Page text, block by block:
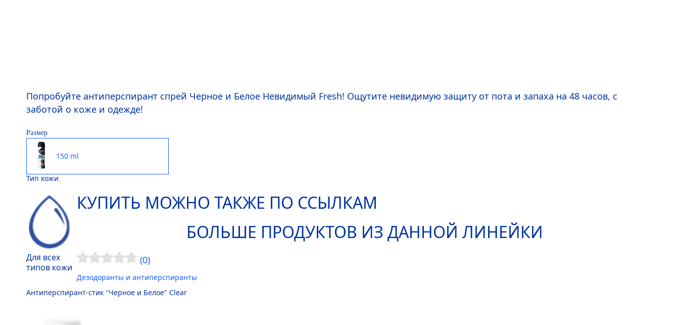
Попробуйте антиперспирант спрей Черное и Белое Невидимый Fresh! Ощутите невидимую защиту от пота и запаха на 48 часов, с
заботой о коже и одежде!
Размер
150 ml
Тип кожи
Для всех
типов кожи
КУПИТЬ МОЖНО ТАКЖЕ ПО ССЫЛКАМ
БОЛЬШЕ ПРОДУКТОВ ИЗ ДАННОЙ ЛИНЕЙКИ
(0)
Дезодоранты и антиперспиранты
Антиперспирант-стик "Черное и Белое" Clear